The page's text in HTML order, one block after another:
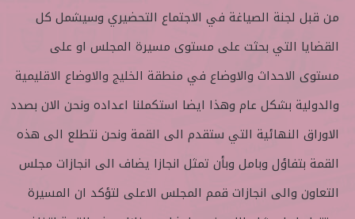
من قبل لجنة الصياغة في الاجتماع التحضيري وسيشمل كل
القضايا التي بحثت على مستوى مسيرة المجلس او على
مستوى الاحداث والاوضاع في منطقة الخليج والاوضاع الاقليمية
والدولية بشكل عام وهذا ايضا استكملنا اعداده ونحن الان بصدد
الاوراق النهائية التي ستقدم الى القمة ونحن نتطلع الى هذه
القمة بتفاؤل وبامل وبأن تمثل انجازا يضاف الى انجازات مجلس
التعاون والى انجازات قمم المجلس الاعلى لتؤكد ان المسيرة